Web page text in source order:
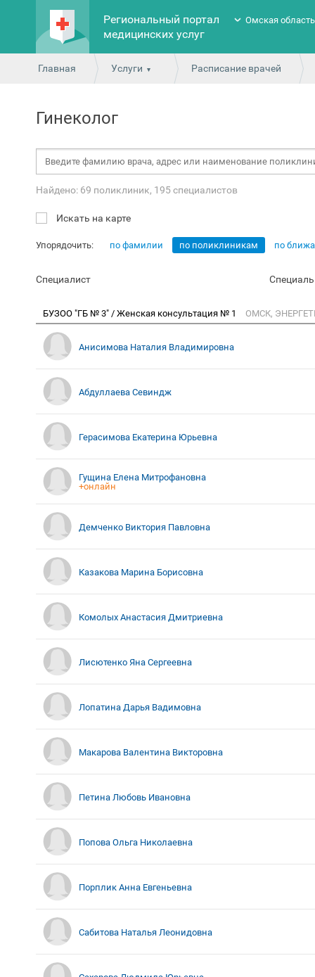
Региональный портал
медицинских услуг
Омская область
Главная Услуги Расписание врачей
Гинеколог
Найдено: 69 поликлиник, 195 специалистов
Искать на карте
Упорядочить: по фамилии по поликлиникам по
Специалист
БУЗОО "ГБ № 3" / Женская консультация № 1 ОМСК,
Анисимова Наталия Владимировна
Абдуллаева Севиндж
Герасимова Екатерина Юрьевна
Гущина Елена Митрофановна
+онлайн
Демченко Виктория Павловна
Казакова Марина Борисовна
Комолых Анастасия Дмитриевна
Лисютенко Яна Сергеевна
Лопатина Дарья Вадимовна
Макарова Валентина Викторовна
Петина Любовь Ивановна
Попова Ольга Николаевна
Порплик Анна Евгеньевна
Сабитова Наталья Леонидовна